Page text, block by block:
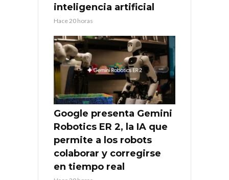
inteligencia artificial
Hace 20 horas
Google presenta Gemini
Robotics ER 2, la IA que
permite a los robots
colaborar y corregirse
en tiempo real